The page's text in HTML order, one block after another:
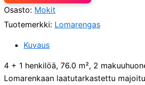
Osasto: Mokit
Tuotemerkki: Lomarengas
Kuvaus
4 + 1 henkilöä, 76.0 m², 2
Lomarenkaan laatutarkastettu